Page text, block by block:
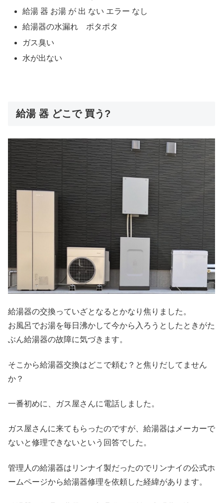
給湯 器 お湯 が 出 ない エラー なし
給湯器の水漏れ ポタポタ
ガス臭い
水が出ない
給湯 器 どこで 買う?
給湯器の交換っていざとなるとかなり焦りました。
お風呂でお湯を毎日沸かして今から入ろうとしたときがた
ぶん給湯器の故障に気づきます。
そこから給湯器交換はどこで頼む？と焦りだしてません
か？
一番初めに、ガス屋さんに電話しました。
ガス屋さんに来てもらったのですが、給湯器はメーカーで
ないと修理できないという回答でした。
管理人の給湯器はリンナイ製だったのでリンナイの公式ホ
ームページから給湯器修理を依頼した経緯があります。